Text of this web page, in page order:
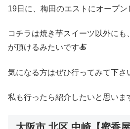
19日に、梅田のエストにオープン
コチラは焼き芋スイーツ以外に
が頂けるみたいです🍝
気になる方はぜひ行ってみて下さ
私も行ったら紹介したいと思いま